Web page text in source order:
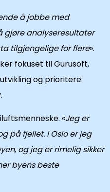
å jobbe med
gjøre analyseresultater
tilgjengelige for flere».
fokuset til Gurusoft,
og prioritere
«Jeg er
på fjellet. I Oslo er jeg
og jeg er rimelig sikker
byens beste